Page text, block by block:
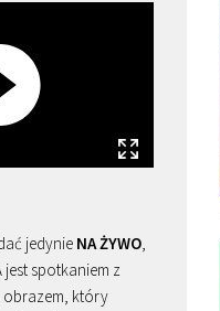
jedynie NA ŻYWO,
jest spotkaniem z
obrazem, który